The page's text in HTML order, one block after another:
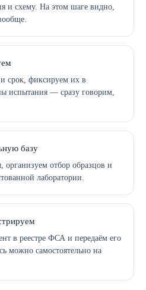
и схему. На этом шаге видно,
срок, фиксируем их в
испытания — сразу говорим,
базу
организуем отбор образцов и
лаборатории.
в реестре ФСА и передаём его
можно самостоятельно на